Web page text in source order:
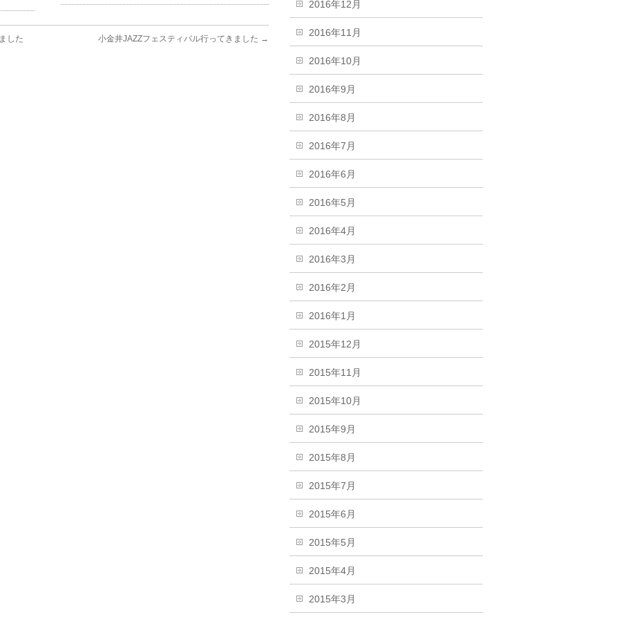
した 小金井JAZZフェスティバル行ってきました →
2016年12月
2016年11月
2016年10月
2016年9月
2016年8月
2016年7月
2016年6月
2016年5月
2016年4月
2016年3月
2016年2月
2016年1月
2015年12月
2015年11月
2015年10月
2015年9月
2015年8月
2015年7月
2015年6月
2015年5月
2015年4月
2015年3月